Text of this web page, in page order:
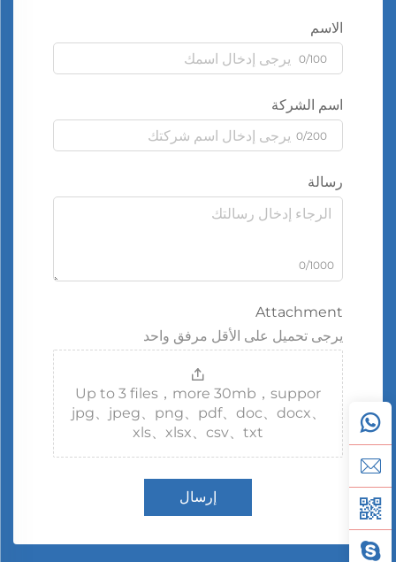
الاسم
0/100
اسم الشركة
0/200
رسالة
0/1000
Attachment
يرجى تحميل على الأقل مرفق واحد
Up to 3 files，more 30mb，suppor
jpg、jpeg、png、pdf、doc、docx、
xls、xlsx、csv、txt
إرسال